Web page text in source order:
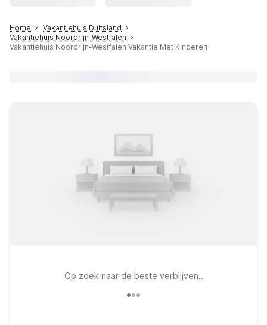
Home
Vakantiehuis Duitsland
Vakantiehuis Noordrijn-Westfalen
Vakantiehuis Noordrijn-Westfalen Vakantie Met Kinderen
Op zoek naar de beste verblijven..